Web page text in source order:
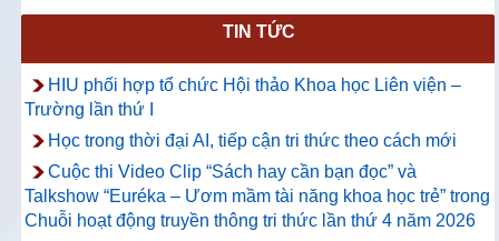
TIN TỨC
HIU phối hợp tổ chức Hội thảo Khoa học Liên viện –
Trường lần thứ I
Học trong thời đại AI, tiếp cận tri thức theo cách mới
Cuộc thi Video Clip “Sách hay cần bạn đọc” và
Talkshow “Euréka – Ươm mầm tài năng khoa học trẻ” trong
Chuỗi hoạt động truyền thông tri thức lần thứ 4 năm 2026